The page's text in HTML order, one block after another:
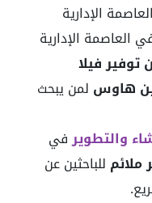
الإدارية
العاصمة الإدارية
توفير فيلا
هاوس لمن يبحث
والتطويرفي
ملائم للباحثين عن